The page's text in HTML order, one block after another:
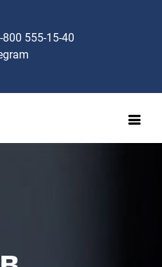
800 555-15-40